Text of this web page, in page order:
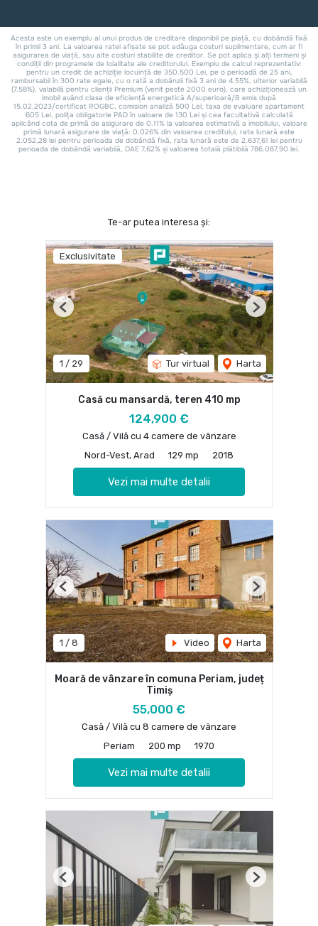
Te-ar putea interesa și:
Exclusivitate
1 / 29 Tur virtual Harta
Previous Next
Casă cu mansardă, teren 410 mp
124,900 €
Casă / Vilă cu 4 camere de vânzare
Nord-Vest, Arad
129 mp 2018
Vezi mai multe detalii
1 / 8 Video Harta
Previous Next
Moară de vânzare în comuna Periam, județ
Timiș
55,000 €
Casă / Vilă cu 8 camere de vânzare
Periam
200 mp 1970
Vezi mai multe detalii
Previous Next